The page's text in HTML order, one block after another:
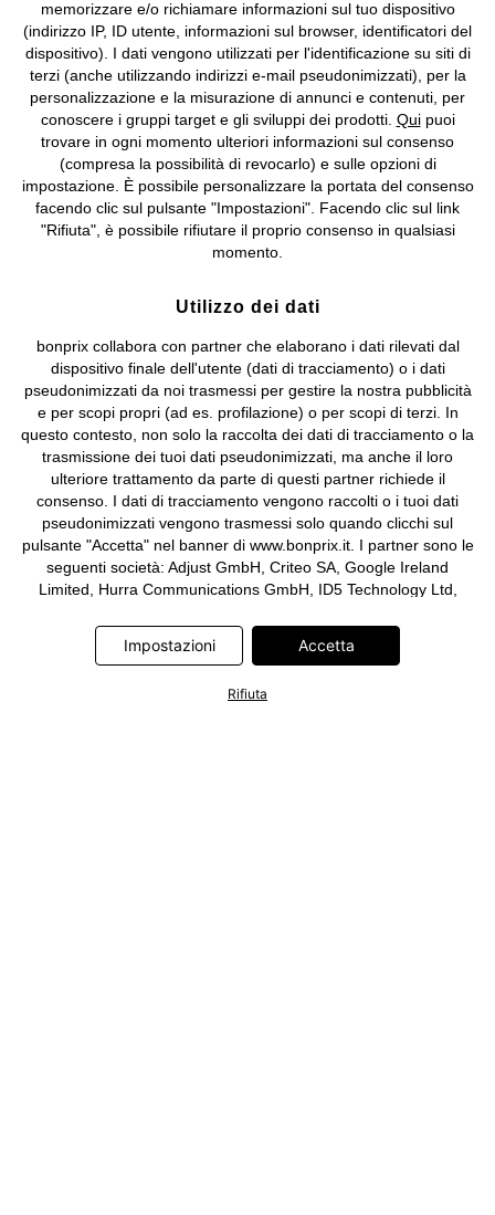
Informativa privacy e cookie Gestione dei cookie
Informazioni legali Diritto di recesso
©2026 bonprix.Tutti i diritti riservati.
bonprix S.r.l. con socio unico, sede legale: via Adua 33 - 13855
Valdengo (BI) C.F. 01510910027 - P.I. 01939830020, Reg. Imprese di
Biella n. 01510910027, R.E.A. BI - 171345, N. Reg. Pile:
IT09060P00000858, N. Reg. AEE: IT08020000002105 Capitale
Sociale: euro 1.000.000 i.v, Società soggetta all'attività di direzione
e coordinamento di bonprix Beteiligungs -Verwaltungsgesellschaft
mbH.
memorizzare e/o richiamare informazioni sul tuo dispositivo
(indirizzo IP, ID utente, informazioni sul browser, identificatori del
dispositivo). I dati vengono utilizzati per l'identificazione su siti di
terzi (anche utilizzando indirizzi e-mail pseudonimizzati), per la
personalizzazione e la misurazione di annunci e contenuti, per
conoscere i gruppi target e gli sviluppi dei prodotti. Quipuoi
trovare in ogni momento ulteriori informazioni sul consenso
(compresa la possibilità di revocarlo) e sulle opzioni di
impostazione. È possibile personalizzare la portata del consenso
facendo clic sul pulsante "Impostazioni". Facendo clic sul link
"Rifiuta", è possibile rifiutare il proprio consenso in qualsiasi
momento.
Utilizzo dei dati
bonprix collabora con partner che elaborano i dati rilevati dal
dispositivo finale dell'utente (dati di tracciamento) o i dati
pseudonimizzati da noi trasmessi per gestire la nostra pubblicità
e per scopi propri (ad es. profilazione) o per scopi di terzi. In
questo contesto, non solo la raccolta dei dati di tracciamento o la
trasmissione dei tuoi dati pseudonimizzati, ma anche il loro
ulteriore trattamento da parte di questi partner richiede il
consenso. I dati di tracciamento vengono raccolti o i tuoi dati
pseudonimizzati vengono trasmessi solo quando clicchi sul
pulsante "Accetta" nel banner di www.bonprix.it. I partner sono le
seguenti società: Adjust GmbH, Criteo SA, Google Ireland
Limited, Hurra Communications GmbH, ID5 Technology Ltd,
Limited, Pinterest Europe Limited, RTB-House GmbH, TikTok
Information Technologies UK Limited. Ulteriori informazioni sul
informativa privacy e cookie
Impostazioni Accetta
Rifiuta